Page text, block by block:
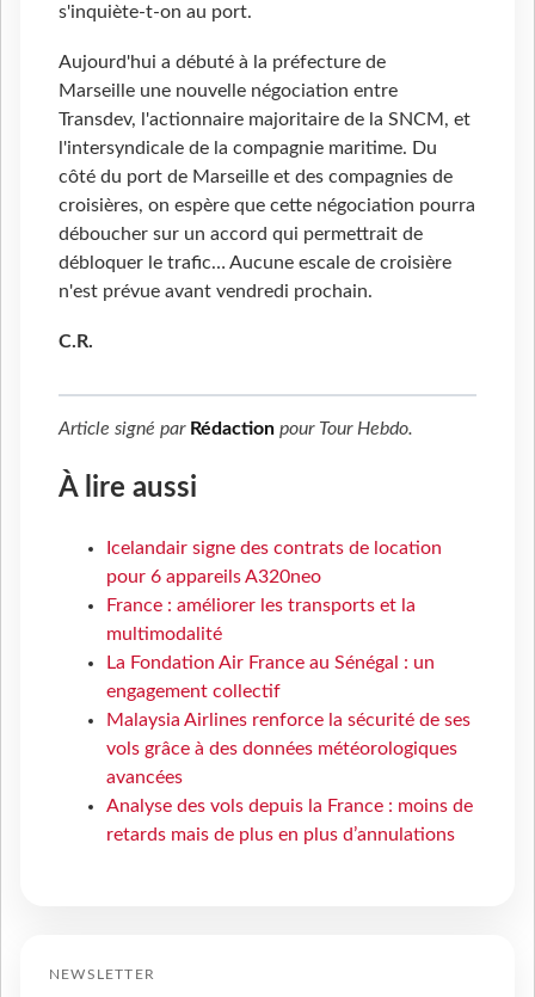
s'inquiète-t-on au port.
Aujourd'hui a débuté à la préfecture de
Marseille une nouvelle négociation entre
Transdev, l'actionnaire majoritaire de la SNCM, et
l'intersyndicale de la compagnie maritime. Du
côté du port de Marseille et des compagnies de
croisières, on espère que cette négociation pourra
déboucher sur un accord qui permettrait de
débloquer le trafic… Aucune escale de croisière
n'est prévue avant vendredi prochain.
C.R.
Article signé par Rédaction pour Tour Hebdo.
À lire aussi
Icelandair signe des contrats de location
pour 6 appareils A320neo
France : améliorer les transports et la
multimodalité
La Fondation Air France au Sénégal : un
engagement collectif
Malaysia Airlines renforce la sécurité de ses
vols grâce à des données météorologiques
avancées
Analyse des vols depuis la France : moins de
retards mais de plus en plus d’annulations
NEWSLETTER